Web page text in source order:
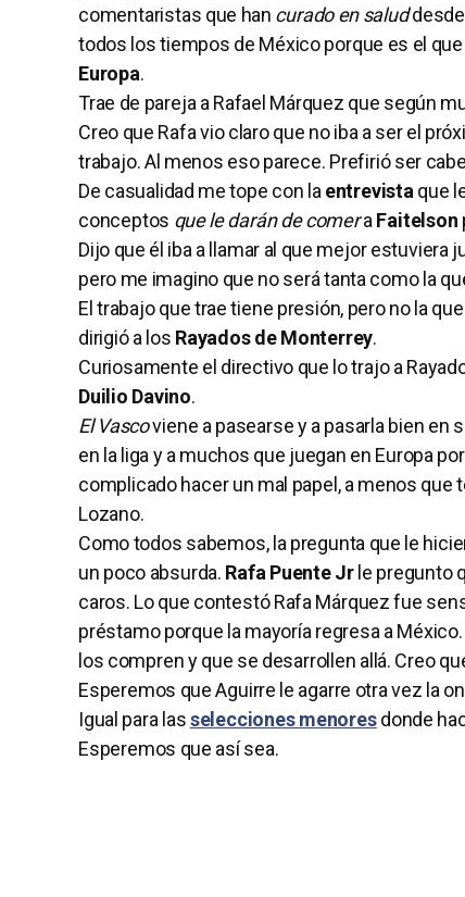
comentaristas que han curado en salud
todos los tiempos de México porque es el
Europa.
Trae de pareja a Rafael Márquez que según
Creo que Rafa vio claro que no iba a ser el
trabajo. Al menos eso parece. Prefirió ser
De casualidad me tope con la entrevista que
conceptos que le darán de comera Faitelson
Dijo que él iba a llamar al que mejor estuviera
pero me imagino que no será tanta como la
El trabajo que trae tiene presión, pero no la
dirigió a los Rayados de Monterrey.
Curiosamente el directivo que lo trajo a
Duilio Davino.
El Vascoviene a pasearse y a pasarla bien
en la liga y a muchos que juegan en Europa
complicado hacer un mal papel, a menos que
Lozano.
Como todos sabemos, la pregunta que le
un poco absurda. Rafa Puente Jrle pregunto
caros. Lo que contestó Rafa Márquez fue
préstamo porque la mayoría regresa a
los compren y que se desarrollen allá. Creo
Esperemos que Aguirre le agarre otra vez la
Igual para lasselecciones menoresdonde
Esperemos que así sea.